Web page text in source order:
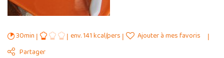
30min env. 141 kcal/pers
Ajouter à mes favoris
Partager